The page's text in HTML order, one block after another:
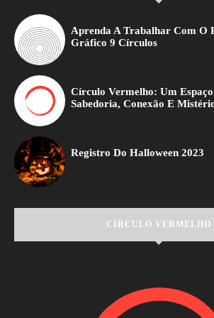
Aprenda A Trabalhar Com O
Gráfico 9 Círculos
Círculo Vermelho: Um
Sabedoria, Conexão E
Registro Do Halloween 2023
CÍRCULO VERMELHO